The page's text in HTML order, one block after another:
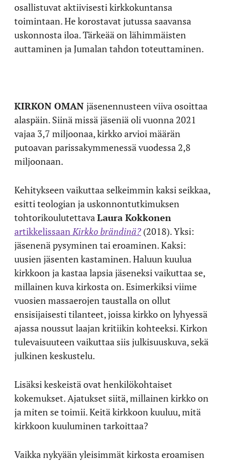
osallistuvat aktiivisesti kirkkokuntansa
toimintaan. He korostavat jutussa saavansa
uskonnosta iloa. Tärkeää on lähimmäisten
auttaminen ja Jumalan tahdon toteuttaminen.
KIRKON OMAN jäsenennusteen viiva osoittaa
alaspäin. Siinä missä jäseniä oli vuonna 2021
vajaa 3,7 miljoonaa, kirkko arvioi määrän
putoavan parissakymmenessä vuodessa 2,8
miljoonaan.
Kehitykseen vaikuttaa selkeimmin kaksi seikkaa,
esitti teologian ja uskonnontutkimuksen
tohtorikoulutettavaLaura Kokkonen
artikkelissaanKirkko brändinä? (2018). Yksi:
jäsenenä pysyminen tai eroaminen. Kaksi:
uusien jäsenten kastaminen. Haluun kuulua
kirkkoon ja kastaa lapsia jäseneksi vaikuttaa se,
millainen kuva kirkosta on. Esimerkiksi viime
vuosien massaerojen taustalla on ollut
ensisijaisesti tilanteet, joissa kirkko on lyhyessä
ajassa noussut laajan kritiikin kohteeksi. Kirkon
tulevaisuuteen vaikuttaa siis julkisuuskuva, sekä
julkinen keskustelu.
Lisäksi keskeistä ovat henkilökohtaiset
kokemukset. Ajatukset siitä, millainen kirkko on
ja miten se toimii. Keitä kirkkoon kuuluu, mitä
kirkkoon kuuluminen tarkoittaa?
Vaikka nykyään yleisimmät kirkosta eroamisen